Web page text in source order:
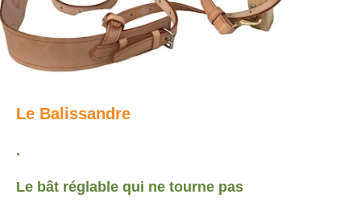
Le Balissandre
.
Le bât réglable qui ne tourne pas